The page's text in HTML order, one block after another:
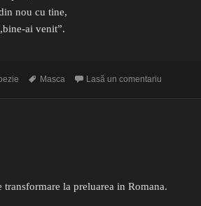
nou cu tine,
ai venit”.
Etichete
Masca Lasă un comentariu
transformare la preluarea in Romana.